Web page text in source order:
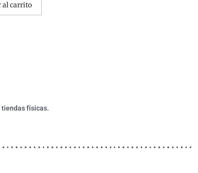
al carrito
tiendas físicas.